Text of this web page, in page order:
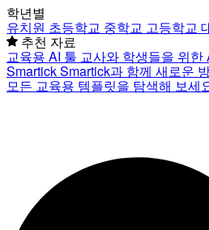
학년별
유치원 초등학교 중학교 고등학교
추천 자료
교육용 AI 툴 교사와 학생들을 위
SmartickSmartick과 함께 새로운
모든 교육용 템플릿을 탐색해 보세